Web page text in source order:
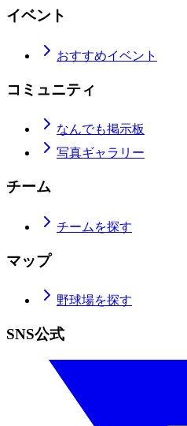
イベント
おすすめイベント
コミュニティ
なんでも掲示板
写真ギャラリー
チーム
チームを探す
マップ
野球場を探す
SNS公式